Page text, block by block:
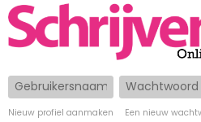
Gebruikersnaam Wachtwoord
Nieuw profiel aanmaken Een nieuw